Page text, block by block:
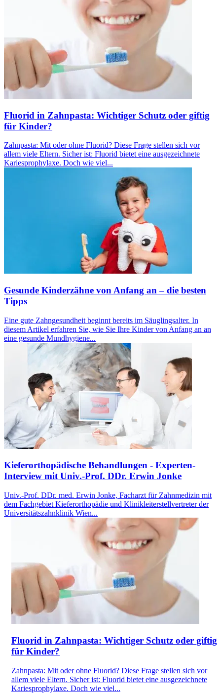
Fluorid in Zahnpasta: Wichtiger Schutz oder giftig
für Kinder?
Zahnpasta: Mit oder ohne Fluorid? Diese Frage stellen sich vor
allem viele Eltern. Sicher ist: Fluorid bietet eine ausgezeichnete
Kariesprophylaxe. Doch wie viel...
Gesunde Kinderzähne von Anfang an – die besten
Tipps
Eine gute Zahngesundheit beginnt bereits im Säuglingsalter. In
diesem Artikel erfahren Sie, wie Sie Ihre Kinder von Anfang an an
eine gesunde Mundhygiene...
Kieferorthopädische Behandlungen - Experten-
Interview mit Univ.-Prof. DDr. Erwin Jonke
Univ.-Prof. DDr. med. Erwin Jonke, Facharzt für Zahnmedizin mit
dem Fachgebiet Kieferorthopädie und Klinikleiterstellvertreter der
Universitätszahnklinik Wien...
Fluorid in Zahnpasta: Wichtiger Schutz oder giftig
für Kinder?
Zahnpasta: Mit oder ohne Fluorid? Diese Frage stellen sich vor
allem viele Eltern. Sicher ist: Fluorid bietet eine ausgezeichnete
Kariesprophylaxe. Doch wie viel...